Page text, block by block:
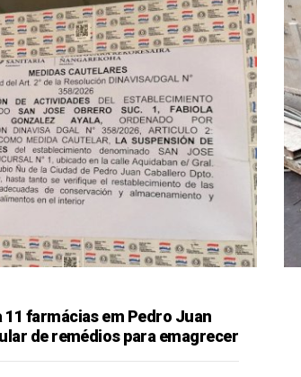
11 farmácias em Pedro Juan
de remédios para emagrecer